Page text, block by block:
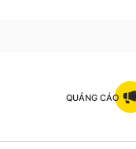
QUẢNG CÁO